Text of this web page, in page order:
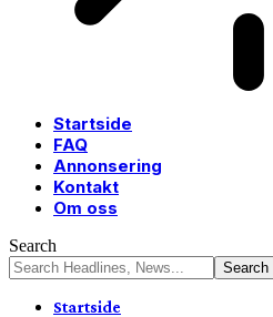
Startside
FAQ
Annonsering
Kontakt
Om oss
Search
Startside